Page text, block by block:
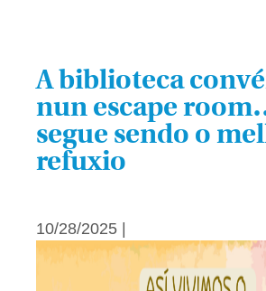
A biblioteca
nun escape
segue sendo o
refuxio
10/28/2025 |